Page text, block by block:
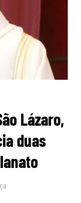
Lázaro,
duas